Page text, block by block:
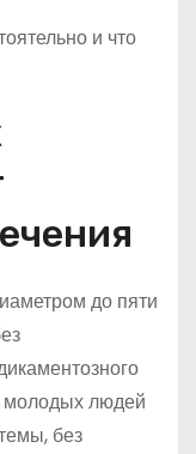
до пяти
молодых людей
без